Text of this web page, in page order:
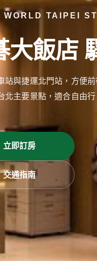
WORLD TAIPEI
大飯店
站與捷運北門站，方便
北主要景點，適合自由
立即訂房
交通指南